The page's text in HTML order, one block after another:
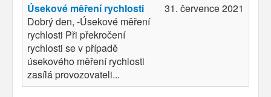
Úsekové měření rychlosti
Dobrý den, -Úsekové měření
rychlosti Při překročení
rychlosti se v případě
úsekového měření rychlosti
zasílá provozovateli...
31. července 2021